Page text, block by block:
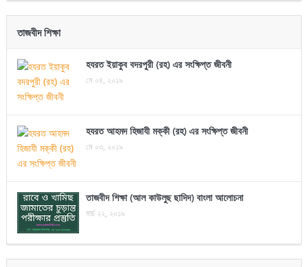
তাজবীদ শিক্ষা
হযরত ইয়াকুব বদরপুরী (রহ) এর সংক্ষিপ্ত জীবনী
মে ০৪, ২০১৯
হযরত আহমদ হিজাযী মক্কী (রহ) এর সংক্ষিপ্ত জীবনী
মে ০৩, ২০১৯
তাজবীদ শিক্ষা (আল কাউলুছ ছাদিদ) বাংলা আলোচনা
মার্চ ২২, ২০১৯